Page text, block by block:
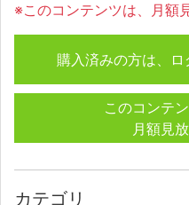
※このコンテンツは、月額
購入済みの方は、
このコンテ
月額見
カテゴリ